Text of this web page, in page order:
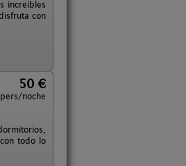
increibles
con
50 €
pers/noche
todo lo